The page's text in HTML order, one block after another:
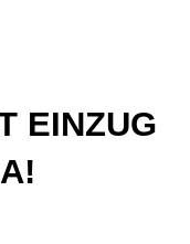
EINZUG